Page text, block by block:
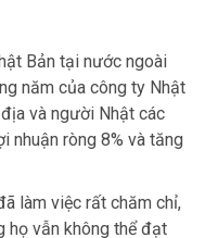
Bản tại nước ngoài
năm của công ty Nhật
và người Nhật các
nhuận ròng 8% và tăng
làm việc rất chăm chỉ,
họ vẫn không thể đạt